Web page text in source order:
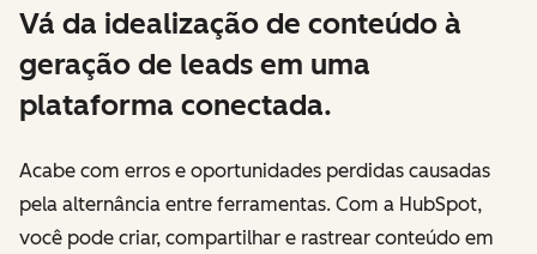
Vá da idealização de conteúdo à
geração de leads em uma
plataforma conectada.
Acabe com erros e oportunidades perdidas causadas
pela alternância entre ferramentas. Com a HubSpot,
você pode criar, compartilhar e rastrear conteúdo em